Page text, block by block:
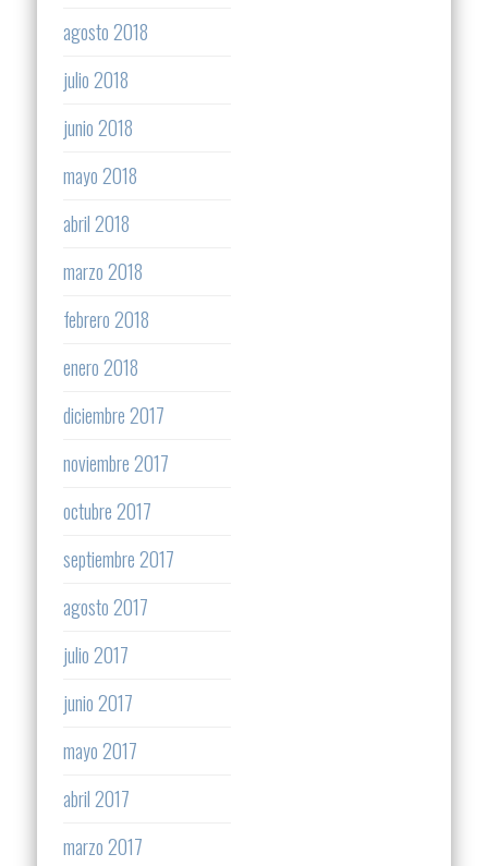
agosto 2018
julio 2018
junio 2018
mayo 2018
abril 2018
marzo 2018
febrero 2018
enero 2018
diciembre 2017
noviembre 2017
octubre 2017
septiembre 2017
agosto 2017
julio 2017
junio 2017
mayo 2017
abril 2017
marzo 2017